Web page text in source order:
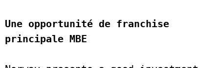
Une opportunité de franchise
principale MBE